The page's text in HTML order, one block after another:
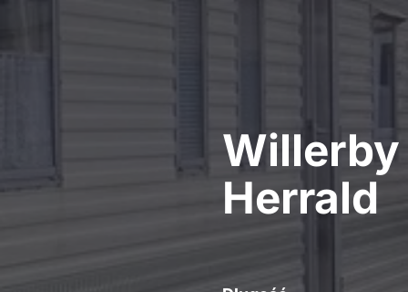
Willerby
Herrald